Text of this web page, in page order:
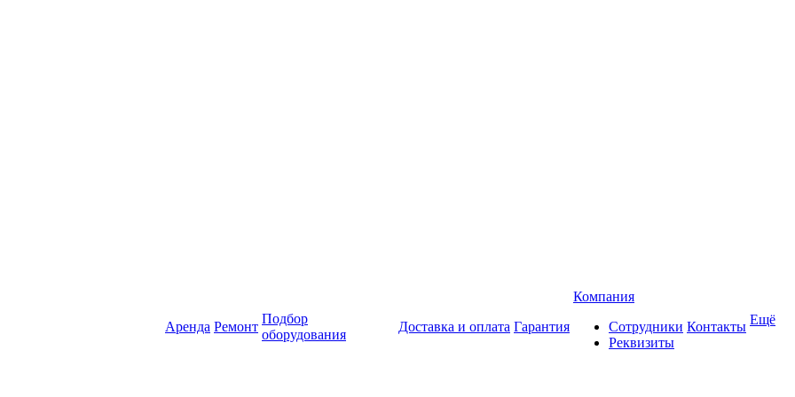
Аренда Ремонт
Подбор
оборудования
Доставка и оплата Гарантия
Компания
Сотрудники
Реквизиты
Контакты Ещё